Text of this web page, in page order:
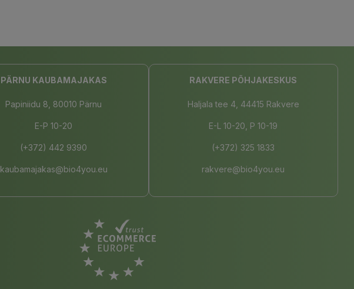
PÄRNU KAUBAMAJAKAS
Papiniidu 8, 80010 Pärnu
E-P 10-20
(+372) 442 9390
kaubamajakas@bio4you.eu
RAKVERE PÕHJAKESKUS
Haljala tee 4, 44415 Rakvere
E-L 10-20, P 10-19
(+372) 325 1833
rakvere@bio4you.eu